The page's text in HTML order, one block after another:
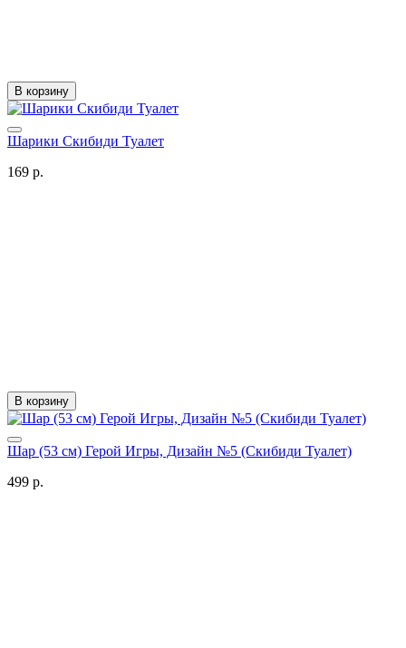
В корзину
Шарики Скибиди Туалет
169 р.
В корзину
Шар (53 см) Герой Игры, Дизайн №5 (Скибиди Туалет)
499 р.